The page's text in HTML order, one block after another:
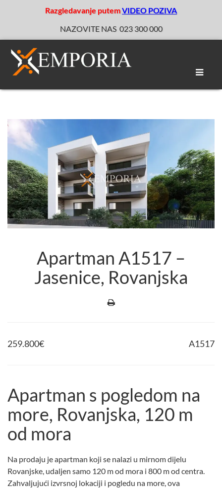
Razgledavanje putemVIDEO POZIVA
NAZOVITE NAS 023 300 000
Toggle
Apartman A1517 –
Jasenice, Rovanjska
259.800€ A1517
Apartman s pogledom na
more, Rovanjska, 120 m
od mora
Na prodaju je apartman koji se nalazi u mirnom dijelu
Rovanjske, udaljen samo 120 m od mora i 800 m od centra.
Zahvaljujući izvrsnoj lokaciji i pogledu na more, ova